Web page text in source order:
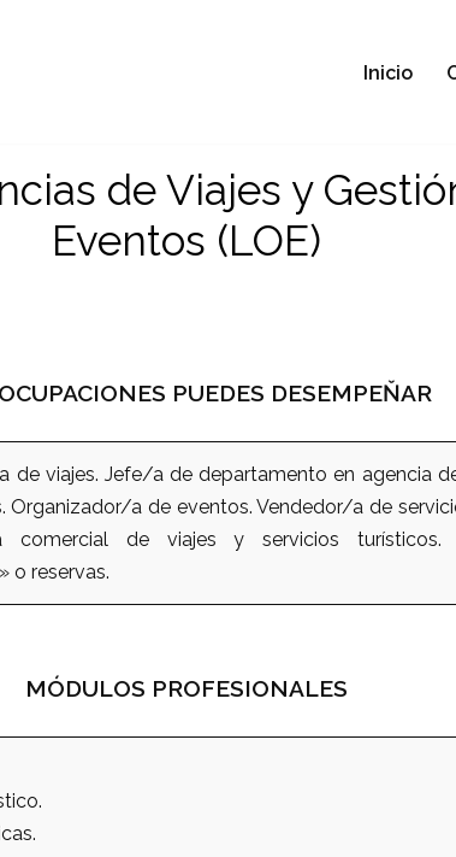
Inicio
de Viajes y
Eventos (LOE)
PUEDES DESEMPEŇAR
de viajes. Jefe/a de departamento en agencia
Organizador/a de eventos. Vendedor/a de
comercial de viajes y servicios
o reservas.
MÓDULOS PROFESIONALES